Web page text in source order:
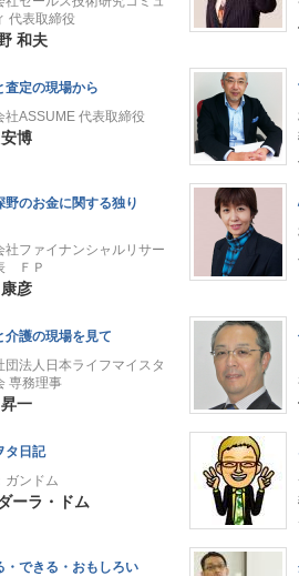
代表取締役
和夫
査定の現場から
社ASSUME 代表取締役
博
野のお金に関する独り
社ファイナンシャルリサー
ＦＰ
彦
介護の現場を見て
団法人日本ライフマイスタ
専務理事
一
タ日記
ガンドム
ーラ・ドム
・できる・おもしろい